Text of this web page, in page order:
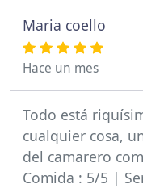
Maria coello
Hace un mes
Todo está
cualquier cosa,
del camarero
Comida : 5/5 |